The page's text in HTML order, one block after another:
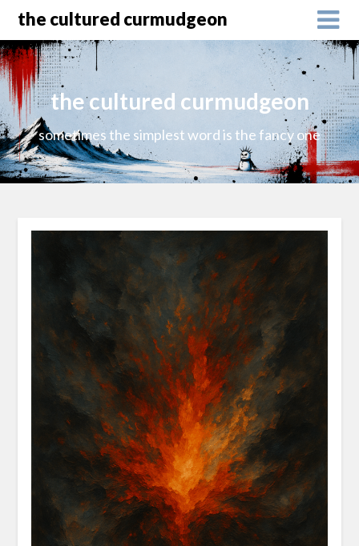
the cultured curmudgeon
the cultured curmudgeon
sometimes the simplest word is the fancy one